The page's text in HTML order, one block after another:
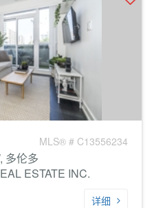
MLS® # C13556234
多伦多
ESTATE INC.
详细